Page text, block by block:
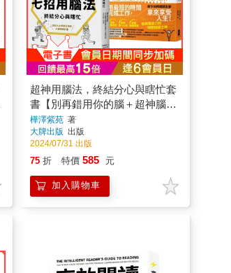
超神用腦法，終結分心與瞎忙套
書【別再錯用你的腦＋超神腦科
學時間術】
樺澤紫苑著
大牌出版 出版
2024/07/31 出版
75 折 特價 585 元
加入購物車